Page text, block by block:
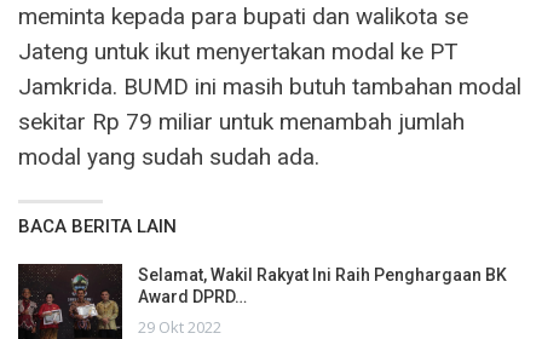
meminta kepada para bupati dan walikota se
Jateng untuk ikut menyertakan modal ke PT
Jamkrida. BUMD ini masih butuh tambahan modal
sekitar Rp 79 miliar untuk menambah jumlah
modal yang sudah sudah ada.
BACA BERITA LAIN
Selamat, Wakil Rakyat Ini Raih Penghargaan BK
Award DPRD…
29 Okt 2022